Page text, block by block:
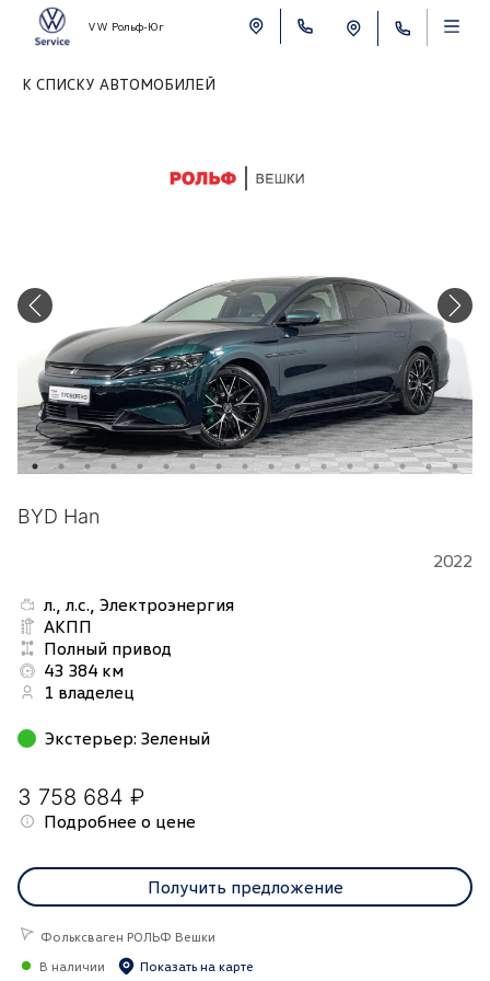
VW Рольф-Юг
К СПИСКУ АВТОМОБИЛЕЙ
BYD Han
2022
л., л.с., Электроэнергия
АКПП
Полный привод
43 384 км
1 владелец
Экстерьер: Зеленый
3 758 684 ₽
Подробнее о цене
Получить предложение
Фольксваген РОЛЬФ Вешки
В наличии
Показать на карте